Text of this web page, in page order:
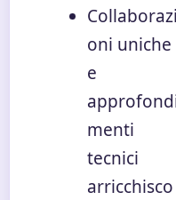
Collaborazi
oni uniche
e
menti
tecnici
arricchisco